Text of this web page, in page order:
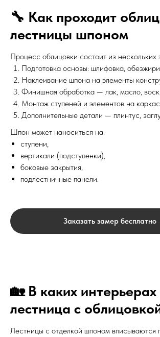
🔧 Как проходит
лестницы шпоном
Процесс облицовки состоит из нескольких
Подготовка основы: шлифовка,
Наклеивание шпона на элементы
Финишная обработка — лак, масло,
Монтаж ступеней и элементов на
Дополнительные детали — плинтус,
Шпон может наноситься на:
ступени,
вертикали (подступенки),
боковые закрытия,
подлестничные панели.
Заказать замер бесплатно
🏡 В каких
лестница с
Лестницы с отделкой шпоном вписываются